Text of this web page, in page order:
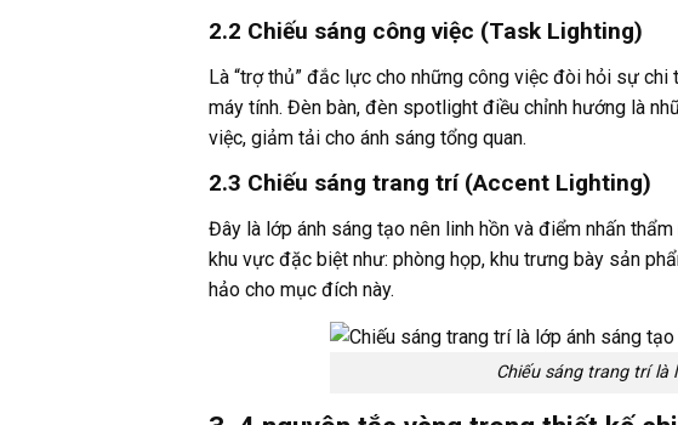
2.2 Chiếu sáng công việc (Task Lighting)
Là “trợ thủ” đắc lực cho những công việc đòi hỏi sự
máy tính. Đèn bàn, đèn spotlight điều chỉnh hướng là
việc, giảm tải cho ánh sáng tổng quan.
2.3 Chiếu sáng trang trí (Accent Lighting)
Đây là lớp ánh sáng tạo nên linh hồn và điểm nhấn
khu vực đặc biệt như: phòng họp, khu trưng bày sản
hảo cho mục đích này.
Chiếu sáng trang trí là